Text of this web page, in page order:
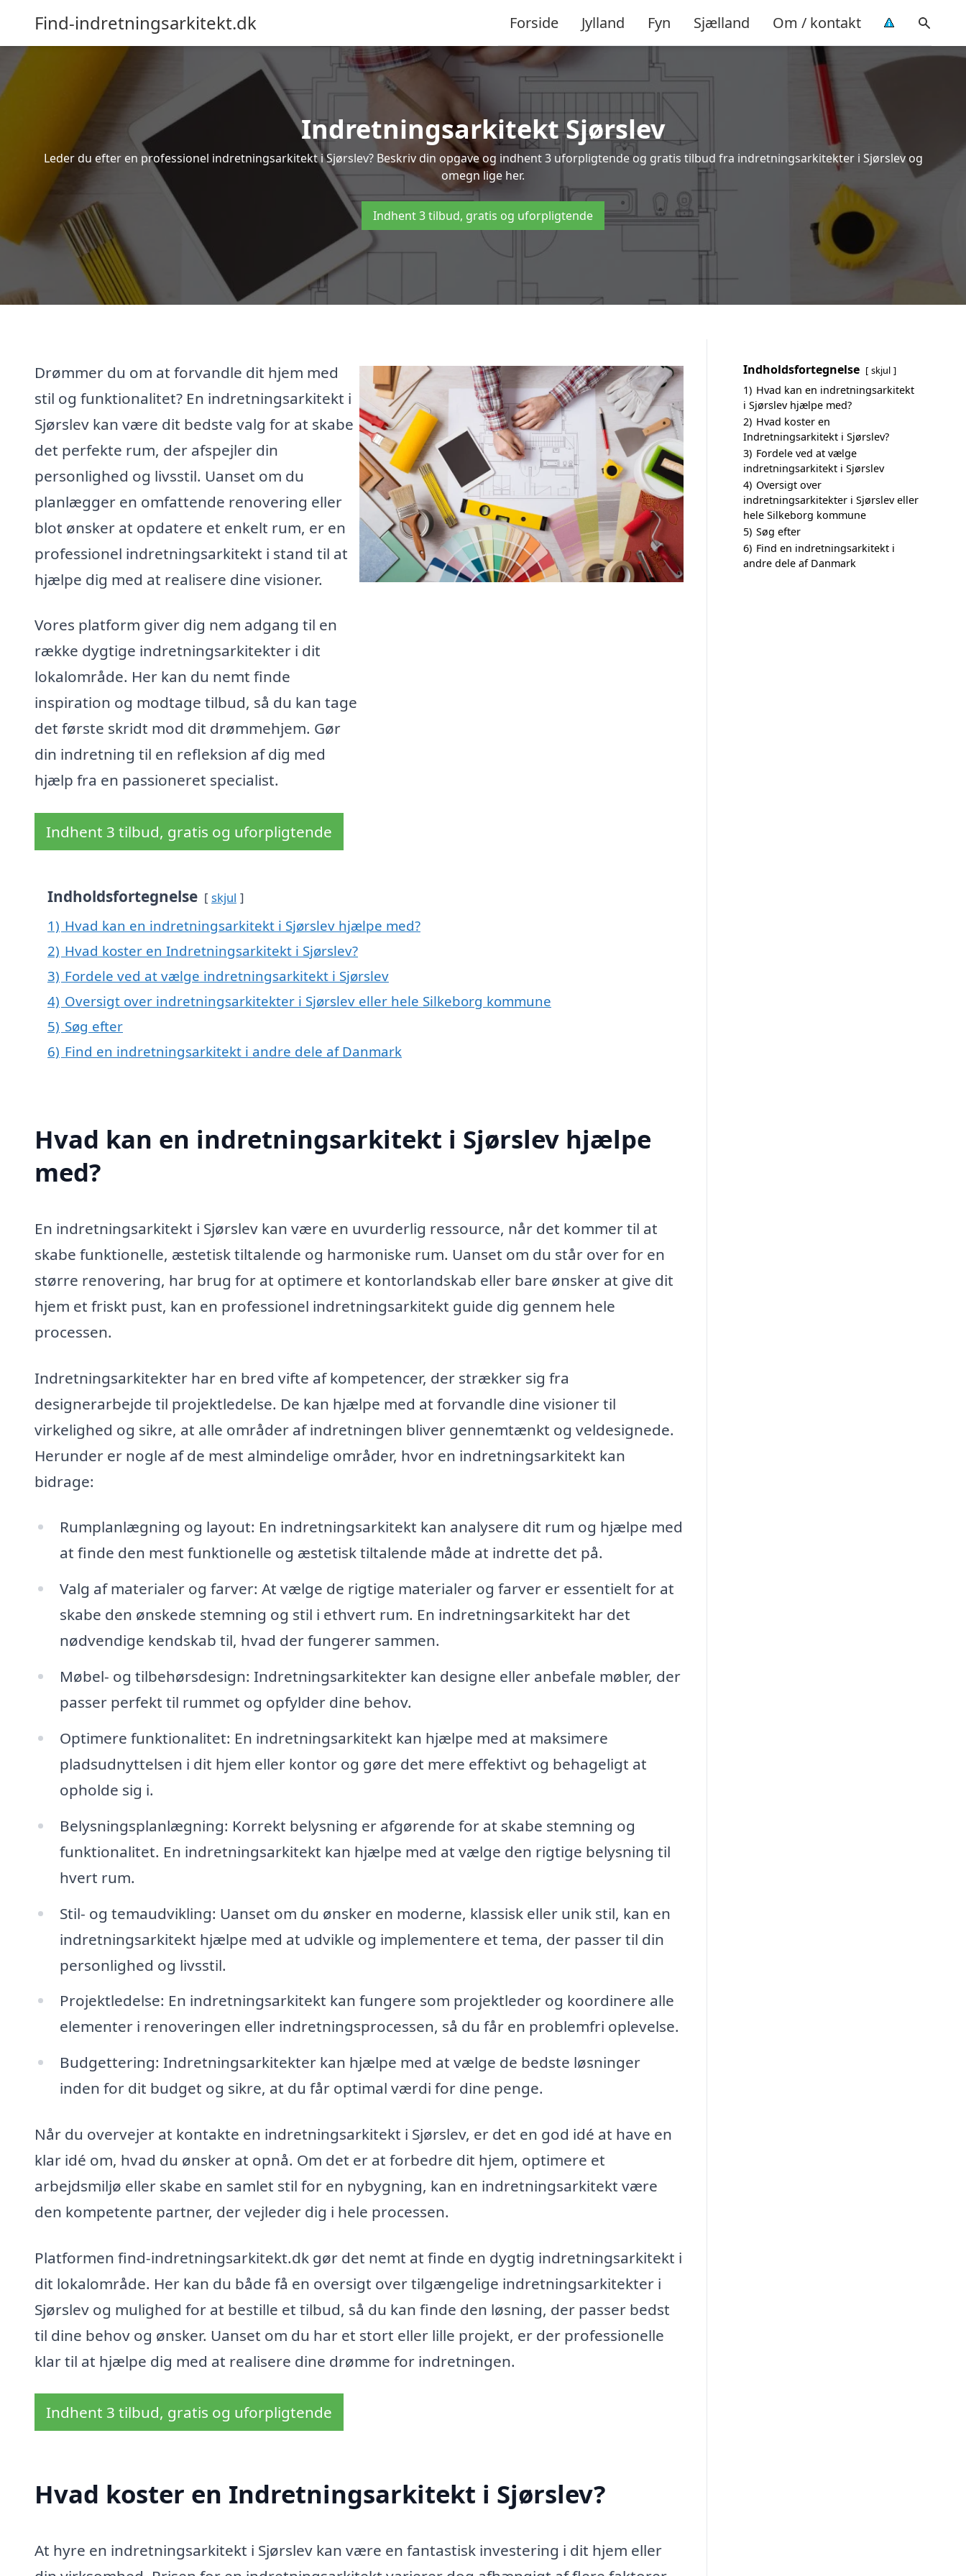
Find-indretningsarkitekt.dk Forside Jylland Fyn Sjælland Om / kontakt
Indretningsarkitekt Sjørslev
Leder du efter en professionel indretningsarkitekt i Sjørslev? Beskriv din opgave og indhent 3 uforpligtende og gratis tilbud fra indretningsarkitekter i Sjørslev og
omegn lige her.
Indhent 3 tilbud, gratis og uforpligtende
Drømmer du om at forvandle dit hjem med
stil og funktionalitet? En indretningsarkitekt i
Sjørslev kan være dit bedste valg for at skabe
det perfekte rum, der afspejler din
personlighed og livsstil. Uanset om du
planlægger en omfattende renovering eller
blot ønsker at opdatere et enkelt rum, er en
professionel indretningsarkitekt i stand til at
hjælpe dig med at realisere dine visioner.
Vores platform giver dig nem adgang til en
række dygtige indretningsarkitekter i dit
lokalområde. Her kan du nemt finde
inspiration og modtage tilbud, så du kan tage
det første skridt mod dit drømmehjem. Gør
din indretning til en refleksion af dig med
hjælp fra en passioneret specialist.
Indhent 3 tilbud, gratis og uforpligtende
Indholdsfortegnelse skjul
1) Hvad kan en indretningsarkitekt i Sjørslev hjælpe med?
2) Hvad koster en Indretningsarkitekt i Sjørslev?
3) Fordele ved at vælge indretningsarkitekt i Sjørslev
4) Oversigt over indretningsarkitekter i Sjørslev eller hele Silkeborg kommune
5) Søg efter
6) Find en indretningsarkitekt i andre dele af Danmark
Hvad kan en indretningsarkitekt i Sjørslev hjælpe
med?
En indretningsarkitekt i Sjørslev kan være en uvurderlig ressource, når det kommer til at
skabe funktionelle, æstetisk tiltalende og harmoniske rum. Uanset om du står over for en
større renovering, har brug for at optimere et kontorlandskab eller bare ønsker at give dit
hjem et friskt pust, kan en professionel indretningsarkitekt guide dig gennem hele
processen.
Indretningsarkitekter har en bred vifte af kompetencer, der strækker sig fra
designerarbejde til projektledelse. De kan hjælpe med at forvandle dine visioner til
virkelighed og sikre, at alle områder af indretningen bliver gennemtænkt og veldesignede.
Herunder er nogle af de mest almindelige områder, hvor en indretningsarkitekt kan
bidrage:
Rumplanlægning og layout: En indretningsarkitekt kan analysere dit rum og hjælpe med
at finde den mest funktionelle og æstetisk tiltalende måde at indrette det på.
Valg af materialer og farver: At vælge de rigtige materialer og farver er essentielt for at
skabe den ønskede stemning og stil i ethvert rum. En indretningsarkitekt har det
nødvendige kendskab til, hvad der fungerer sammen.
Møbel- og tilbehørsdesign: Indretningsarkitekter kan designe eller anbefale møbler, der
passer perfekt til rummet og opfylder dine behov.
Optimere funktionalitet: En indretningsarkitekt kan hjælpe med at maksimere
pladsudnyttelsen i dit hjem eller kontor og gøre det mere effektivt og behageligt at
opholde sig i.
Belysningsplanlægning: Korrekt belysning er afgørende for at skabe stemning og
funktionalitet. En indretningsarkitekt kan hjælpe med at vælge den rigtige belysning til
hvert rum.
Stil- og temaudvikling: Uanset om du ønsker en moderne, klassisk eller unik stil, kan en
indretningsarkitekt hjælpe med at udvikle og implementere et tema, der passer til din
personlighed og livsstil.
Projektledelse: En indretningsarkitekt kan fungere som projektleder og koordinere alle
elementer i renoveringen eller indretningsprocessen, så du får en problemfri oplevelse.
Budgettering: Indretningsarkitekter kan hjælpe med at vælge de bedste løsninger
inden for dit budget og sikre, at du får optimal værdi for dine penge.
Når du overvejer at kontakte en indretningsarkitekt i Sjørslev, er det en god idé at have en
klar idé om, hvad du ønsker at opnå. Om det er at forbedre dit hjem, optimere et
arbejdsmiljø eller skabe en samlet stil for en nybygning, kan en indretningsarkitekt være
den kompetente partner, der vejleder dig i hele processen.
Platformen find-indretningsarkitekt.dk gør det nemt at finde en dygtig indretningsarkitekt i
dit lokalområde. Her kan du både få en oversigt over tilgængelige indretningsarkitekter i
Sjørslev og mulighed for at bestille et tilbud, så du kan finde den løsning, der passer bedst
til dine behov og ønsker. Uanset om du har et stort eller lille projekt, er der professionelle
klar til at hjælpe dig med at realisere dine drømme for indretningen.
Indhent 3 tilbud, gratis og uforpligtende
Hvad koster en Indretningsarkitekt i Sjørslev?
At hyre en indretningsarkitekt i Sjørslev kan være en fantastisk investering i dit hjem eller
Indholdsfortegnelse skjul
1) Hvad kan en indretningsarkitekt
i Sjørslev hjælpe med?
2) Hvad koster en
Indretningsarkitekt i Sjørslev?
3) Fordele ved at vælge
indretningsarkitekt i Sjørslev
4) Oversigt over
indretningsarkitekter i Sjørslev eller
hele Silkeborg kommune
5) Søg efter
6) Find en indretningsarkitekt i
andre dele af Danmark